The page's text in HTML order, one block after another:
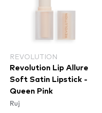
REVOLUTION
Revolution Lip Allure
Soft Satin Lipstick -
Queen Pink
Ruj